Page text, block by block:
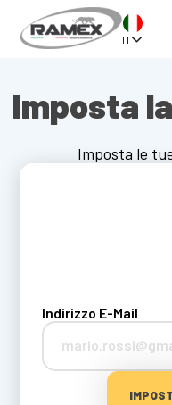
IT
Imposta
Imposta le
Indirizzo E-Mail